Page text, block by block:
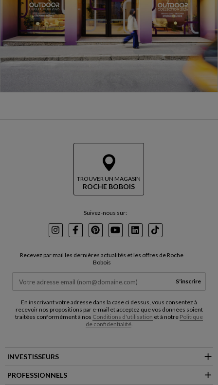
TROUVER UN MAGASIN
ROCHE BOBOIS
Suivez-nous sur:
InstagramFacebookPinterest
YoutubeLinkedInTikTok
Recevez par mail les dernières actualités et les offres de Roche
Bobois
S'inscrire
En inscrivant votre adresse dans la case ci dessus, vous consentez à
recevoir nos propositions par e-mail et acceptez que vos données soient
traitées conformément à nos Conditions d'utilisation et à notre Politique
de confidentialité.
INVESTISSEURS
PROFESSIONNELS